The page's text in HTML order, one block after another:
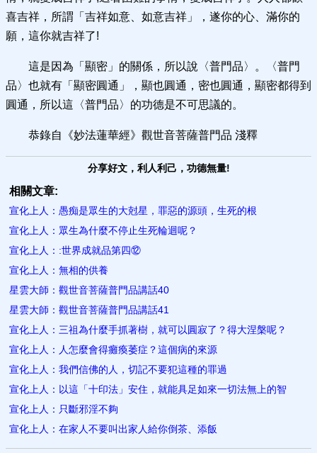
喜吉祥，所謂「吉祥如意、如意吉祥」，遂你的心、滿你的
願，這你就吉祥了!
這是因為「顯密」的關係，所以說〈普門品〉。〈普門
品〉也就有「顯密圓通」，顯也圓通，密也圓通，顯密都得到
圓通，所以這〈普門品〉的功德是不可思議的。
恭錄自《妙法蓮華經》觀世音菩薩普門品 淺釋
分享好文，利人利己，功德無量!
相關文章:
宣化上人：愚痴是眾生的大尅星，罪惡的源頭，生死的根
宣化上人：眾生為什麼不停止生死輪迴呢？
宣化上人：:世界成就品第四⑫
宣化上人：無相的供養
星雲大師：觀世音菩薩普門品講話40
星雲大師：觀世音菩薩普門品講話41
宣化上人：三祖為什麼手抓著樹，就可以圓寂了？得大涅槃呢？
宣化上人：人怎麼會得癱瘓萎症？這個病的來源
宣化上人：我們信佛的人，切記不要犯這種的罪過
宣化上人：以這「十印法」安住，就能具足如來一切法無上的智
宣化上人：只斷邪淫不夠
宣化上人：在家人不要叫出家人給你倒茶、添飯